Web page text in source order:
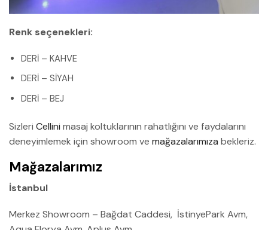
Renk seçenekleri:
DERİ – KAHVE
DERİ – SİYAH
DERİ – BEJ
Sizleri Cellini masaj koltuklarının rahatlığını ve faydalarını
deneyimlemek için showroom ve mağazalarımıza bekleriz.
Mağazalarımız
İstanbul
Merkez Showroom – Bağdat Caddesi, İstinyePark Avm,